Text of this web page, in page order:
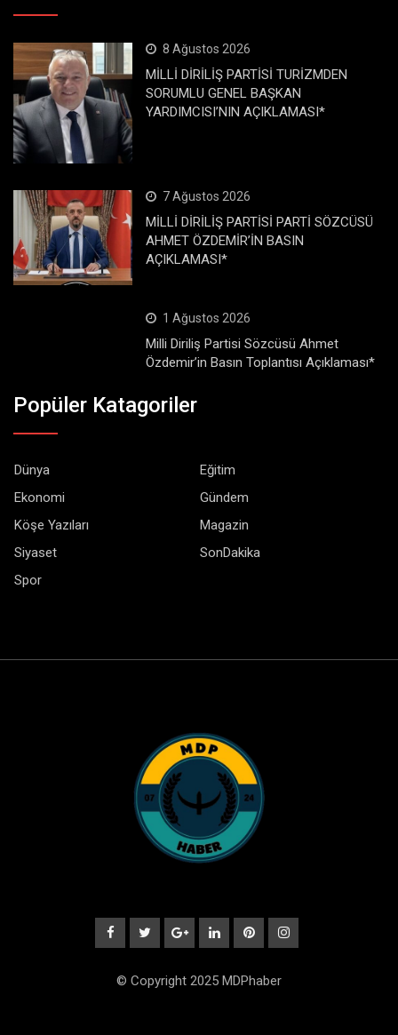
8 Ağustos 2026
MİLLİ DİRİLİŞ PARTİSİ TURİZMDEN
SORUMLU GENEL BAŞKAN
YARDIMCISI’NIN AÇIKLAMASI*
7 Ağustos 2026
MİLLİ DİRİLİŞ PARTİSİ PARTİ SÖZCÜSÜ
AHMET ÖZDEMİR’İN BASIN
AÇIKLAMASI*
1 Ağustos 2026
Milli Diriliş Partisi Sözcüsü Ahmet
Özdemir’in Basın Toplantısı Açıklaması*
Popüler Katagoriler
Dünya
Eğitim
Ekonomi
Gündem
Köşe Yazıları
Magazin
Siyaset
SonDakika
Spor
© Copyright 2025 MDPhaber